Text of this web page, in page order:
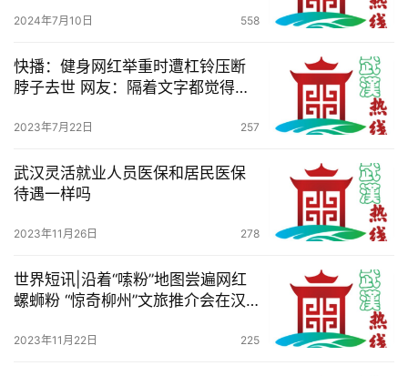
2024年7月10日 558
快播：健身网红举重时遭杠铃压断
脖子去世 网友：隔着文字都觉得
2023年7月22日 257
武汉灵活就业人员医保和居民医保
待遇一样吗
2023年11月26日 278
世界短讯|沿着“嗦粉”地图尝遍网红
螺蛳粉 “惊奇柳州”文旅推介会在汉
2023年11月22日 225